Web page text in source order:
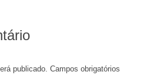
publicado. Campos obrigatórios